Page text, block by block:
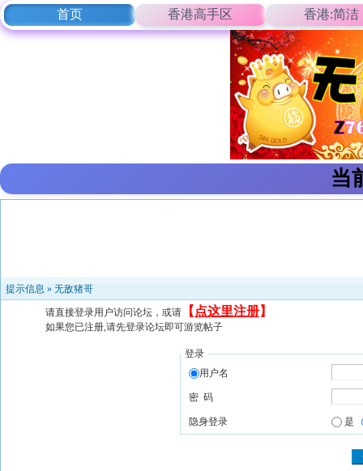
首页 香港高手区 香港:简洁
当
提示信息 » 无敌猪哥
请直接登录用户访问论坛，或请 【 点这里注册】
如果您已注册,请先登录论坛即可游览帖子
登录
用户名
密 码
隐身登录 是